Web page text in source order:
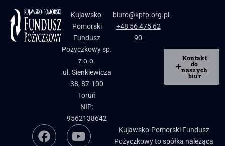
Kujawsko-
Pomorski
Fundusz
Pożyczkowy sp.
z o.o.
ul. Sienkiewicza
38, 87-100
Toruń
NIP:
9562138642
biuro@kpfp.org.pl
+48 56 475 62
90
Kontakt
do
naszych
biur
Kujawsko-Pomorski Fundusz
Pożyczkowy to spółka należąca